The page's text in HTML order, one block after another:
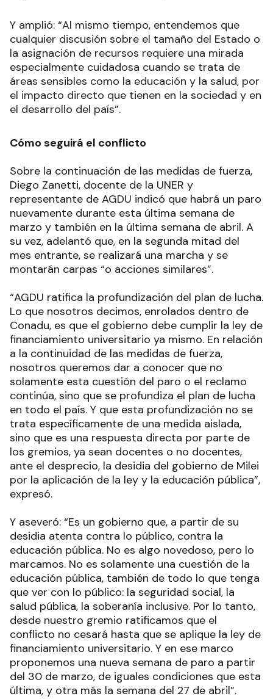
Y amplió: “Al mismo tiempo, entendemos que
cualquier discusión sobre el tamaño del Estado o
la asignación de recursos requiere una mirada
especialmente cuidadosa cuando se trata de
áreas sensibles como la educación y la salud, por
el impacto directo que tienen en la sociedad y en
el desarrollo del país”.
Cómo seguirá el conflicto
Sobre la continuación de las medidas de fuerza,
Diego Zanetti, docente de la UNER y
representante de AGDU indicó que habrá un paro
nuevamente durante esta última semana de
marzo y también en la última semana de abril. A
su vez, adelantó que, en la segunda mitad del
mes entrante, se realizará una marcha y se
montarán carpas “o acciones similares”.
“AGDU ratifica la profundización del plan de lucha.
Lo que nosotros decimos, enrolados dentro de
Conadu, es que el gobierno debe cumplir la ley de
financiamiento universitario ya mismo. En relación
a la continuidad de las medidas de fuerza,
nosotros queremos dar a conocer que no
solamente esta cuestión del paro o el reclamo
continúa, sino que se profundiza el plan de lucha
en todo el país. Y que esta profundización no se
trata específicamente de una medida aislada,
sino que es una respuesta directa por parte de
los gremios, ya sean docentes o no docentes,
ante el desprecio, la desidia del gobierno de Milei
por la aplicación de la ley y la educación pública”,
expresó.
Y aseveró: “Es un gobierno que, a partir de su
desidia atenta contra lo público, contra la
educación pública. No es algo novedoso, pero lo
marcamos. No es solamente una cuestión de la
educación pública, también de todo lo que tenga
que ver con lo público: la seguridad social, la
salud pública, la soberanía inclusive. Por lo tanto,
desde nuestro gremio ratificamos que el
conflicto no cesará hasta que se aplique la ley de
financiamiento universitario. Y en ese marco
proponemos una nueva semana de paro a partir
del 30 de marzo, de iguales condiciones que esta
última, y otra más la semana del 27 de abril”.